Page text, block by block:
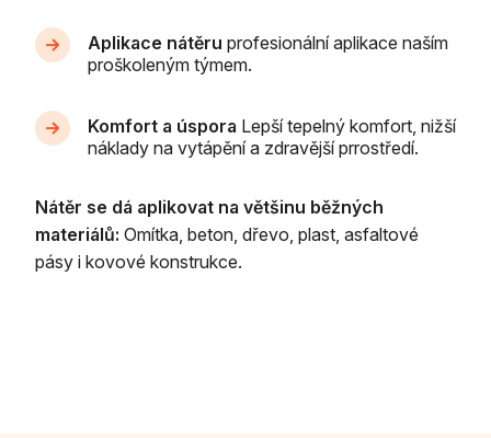
Aplikace nátěru profesionální aplikace naším
proškoleným týmem.
Komfort a úspora Lepší tepelný komfort, nižší
náklady na vytápění a zdravější prrostředí.
Nátěr se dá aplikovat na většinu běžných
materiálů: Omítka, beton, dřevo, plast, asfaltové
pásy i kovové konstrukce.